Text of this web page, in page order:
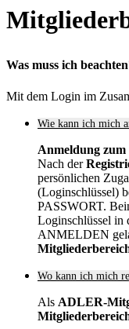
Was muss ich
Mit dem Login im
Wie kann ich mich
Anmeldung
Nach der
persönlichen
(Loginschlüssel)
PASSWORT.
Loginschlüssel in
ANMELDEN
Wo kann ich mich
Als ADLER-